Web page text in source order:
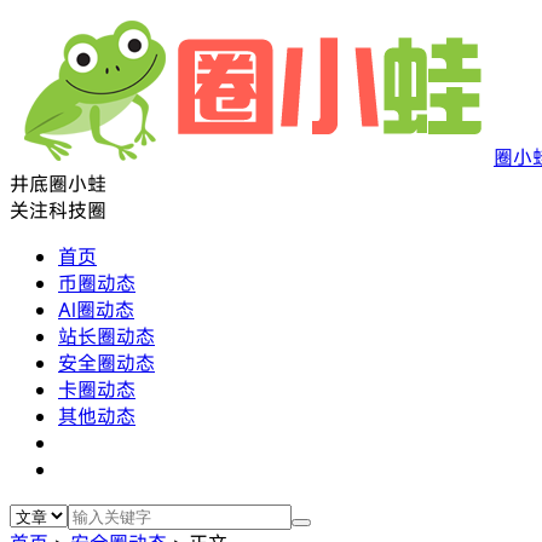
圈小
井底圈小蛙
关注科技圈
首页
币圈动态
AI圈动态
站长圈动态
安全圈动态
卡圈动态
其他动态